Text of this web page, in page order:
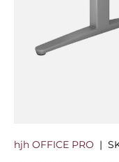
hjh OFFICE PRO |